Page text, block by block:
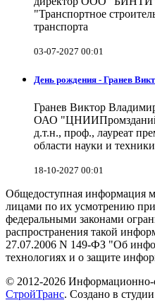
"Транспортное
транспорта
03-07-2027 00:01
День рождения - Гранев
Гранев Виктор
ОАО
д.т.н., проф., лауреат
области науки и техники
18-10-2027 00:01
Общедоступная информация
лицами по их усмотрению
федеральными законами
распространения такой
27.07.2006 N 149-ФЗ "Об
технологиях и о защите
© 2012-2026 Информационно-
СтройТранс. Создано в студии